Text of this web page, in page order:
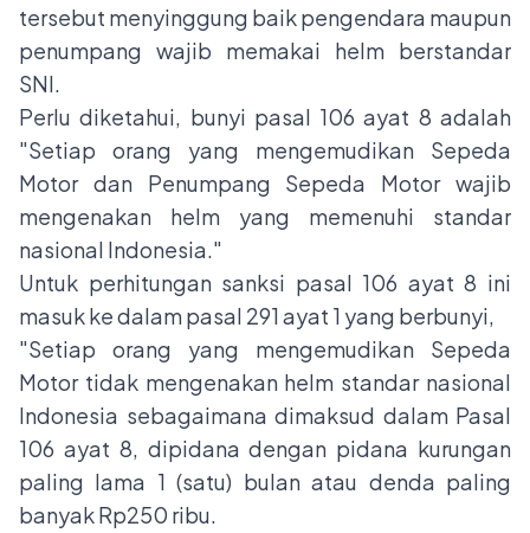
tersebut menyinggung baik pengendara maupun
penumpang wajib memakai helm berstandar
SNI.
Perlu diketahui, bunyi pasal 106 ayat 8 adalah
"Setiap orang yang mengemudikan Sepeda
Motor dan Penumpang Sepeda Motor wajib
mengenakan helm yang memenuhi standar
nasional Indonesia."
Untuk perhitungan sanksi pasal 106 ayat 8 ini
masuk ke dalam pasal 291 ayat 1 yang berbunyi,
"Setiap orang yang mengemudikan Sepeda
Motor tidak mengenakan helm standar nasional
Indonesia sebagaimana dimaksud dalam Pasal
106 ayat 8, dipidana dengan pidana kurungan
paling lama 1 (satu) bulan atau denda paling
banyak Rp250 ribu.